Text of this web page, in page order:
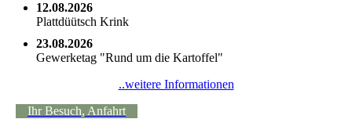
12.08.2026
Plattdüütsch Krink
23.08.2026
Gewerketag "Rund um die Kartoffel"
..weitere Informationen
Ihr Besuch, Anfahrt